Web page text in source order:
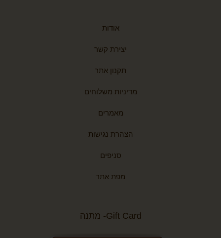
אודות
יצירת קשר
תקנון אתר
מדיניות משלוחים
מאמרים
הצהרת נגישות
סניפים
מפת אתר
Gift Card- מתנה